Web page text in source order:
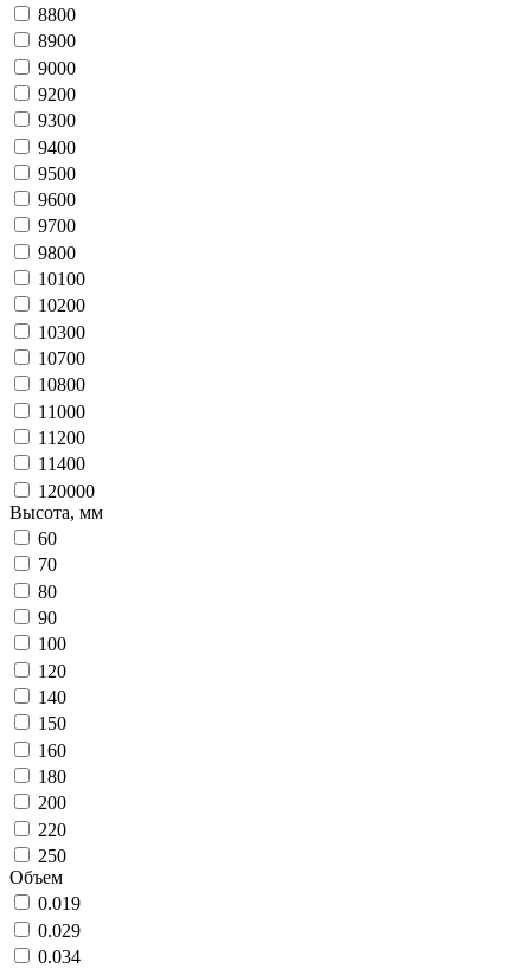
8800
8900
9000
9200
9300
9400
9500
9600
9700
9800
10100
10200
10300
10700
10800
11000
11200
11400
120000
Высота, мм
60
70
80
90
100
120
140
150
160
180
200
220
250
Объем
0.019
0.029
0.034